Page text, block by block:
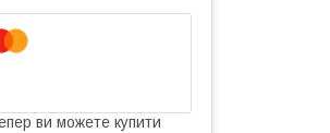
ви можете купити